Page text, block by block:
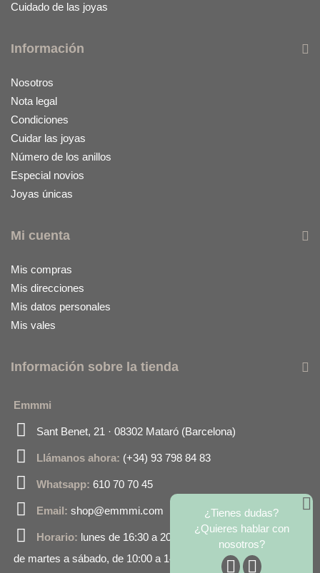
Cuidado de las joyas
Información
Nosotros
Nota legal
Condiciones
Cuidar las joyas
Número de los anillos
Especial novios
Joyas únicas
Mi cuenta
Mis compras
Mis direcciones
Mis datos personales
Mis vales
Información sobre la tienda
Emmmi
Sant Benet, 21 · 08302 Mataró (Barcelona)
Llámanos ahora: (+34) 93 798 84 83
Whatsapp: 610 70 70 45
Email: shop@emmmi.com
Horario: lunes de 16:30 a 20:00
de martes a sábado, de 10:00 a 14:00 y de 16:30 a 20:00.
¿Tienes dudas?
¿Quieres hablar con
nosotros?